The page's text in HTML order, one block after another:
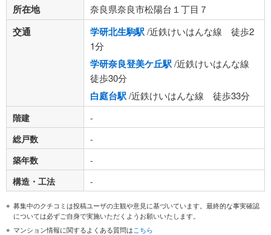
所在地 奈良県奈良市松陽台１丁目７
交通 学研北生駒駅/近鉄けいはんな線 徒歩2
1分
学研奈良登美ケ丘駅/近鉄けいはんな線
徒歩30分
白庭台駅/近鉄けいはんな線 徒歩33分
階建
-
総戸数
-
築年数
-
構造・工法
-
募集中のクチコミは投稿ユーザの主観や意見に基づいています。最終的な事実確認
については必ずご自身で実施いただくようお願いいたします。
マンション情報に関するよくある質問はこちら